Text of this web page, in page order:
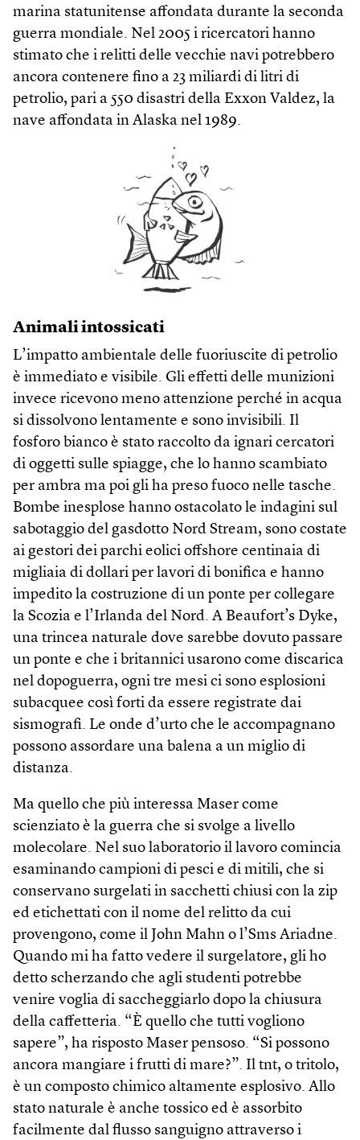
marina statunitense affondata durante la seconda
guerra mondiale. Nel 2005 i ricercatori hanno
stimato che i relitti delle vecchie navi potrebbero
ancora contenere fino a 23 miliardi di litri di
petrolio, pari a 550 disastri della Exxon Valdez, la
nave affondata in Alaska nel 1989.
Animali intossicati
L’impatto ambientale delle fuoriuscite di petrolio
è immediato e visibile. Gli effetti delle munizioni
invece ricevono meno attenzione perché in acqua
si dissolvono lentamente e sono invisibili. Il
fosforo bianco è stato raccolto da ignari cercatori
di oggetti sulle spiagge, che lo hanno scambiato
per ambra ma poi gli ha preso fuoco nelle tasche.
Bombe inesplose hanno ostacolato le indagini sul
sabotaggio del gasdotto Nord Stream, sono costate
ai gestori dei parchi eolici offshore centinaia di
migliaia di dollari per lavori di bonifica e hanno
impedito la costruzione di un ponte per collegare
la Scozia e l’Irlanda del Nord. A Beaufort’s Dyke,
una trincea naturale dove sarebbe dovuto passare
un ponte e che i britannici usarono come discarica
nel dopoguerra, ogni tre mesi ci sono esplosioni
subacquee così forti da essere registrate dai
sismografi. Le onde d’urto che le accompagnano
possono assordare una balena a un miglio di
distanza.
Ma quello che più interessa Maser come
scienziato è la guerra che si svolge a livello
molecolare. Nel suo laboratorio il lavoro comincia
esaminando campioni di pesci e di mitili, che si
conservano surgelati in sacchetti chiusi con la zip
ed etichettati con il nome del relitto da cui
provengono, come il John Mahn o l’Sms Ariadne.
Quando mi ha fatto vedere il surgelatore, gli ho
detto scherzando che agli studenti potrebbe
venire voglia di saccheggiarlo dopo la chiusura
della caffetteria. “È quello che tutti vogliono
sapere”, ha risposto Maser pensoso. “Si possono
ancora mangiare i frutti di mare?”. Il tnt, o tritolo,
è un composto chimico altamente esplosivo. Allo
stato naturale è anche tossico ed è assorbito
facilmente dal flusso sanguigno attraverso i